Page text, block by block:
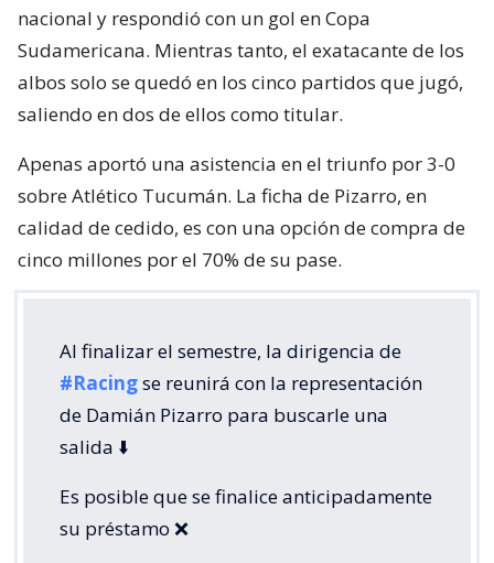
nacional y respondió con un gol en Copa
Sudamericana. Mientras tanto, el exatacante de los
albos solo se quedó en los cinco partidos que jugó,
saliendo en dos de ellos como titular.
Apenas aportó una asistencia en el triunfo por 3-0
sobre Atlético Tucumán. La ficha de Pizarro, en
calidad de cedido, es con una opción de compra de
cinco millones por el 70% de su pase.
Al finalizar el semestre, la dirigencia de
#Racingse reunirá con la representación
de Damián Pizarro para buscarle una
salida ⬇️
Es posible que se finalice anticipadamente
su préstamo ❌